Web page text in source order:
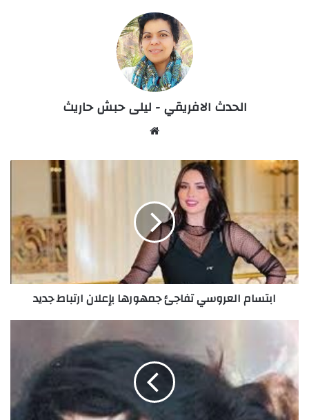
الحدث الافريقي - ليلى حبش حاريث
ابتسام
تفاجئ
جمهورها
بإعلان
ارتباط
جديد
ابتسام العروسي تفاجئ جمهورها بإعلان ارتباط جديد
السلام
:
صوت
المغرب